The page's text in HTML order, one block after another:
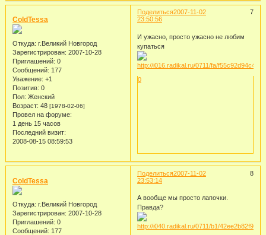
Поделиться 7
2007-11-02
23:50:56
ColdTessa
Откуда: г.Великий Новгород
Зарегистрирован: 2007-10-28
Приглашений: 0
Сообщений: 177
Уважение: +1
Позитив: 0
Пол: Женский
Возраст: 48 [1978-02-06]
Провел на форуме:
1 день 15 часов
Последний визит:
2008-08-15 08:59:53
И ужасно, просто ужасно не любим
купаться
0
Поделиться 8
2007-11-02
23:53:14
ColdTessa
Откуда: г.Великий Новгород
Зарегистрирован: 2007-10-28
Приглашений: 0
Сообщений: 177
А вообще мы просто лапочки.
Правда?